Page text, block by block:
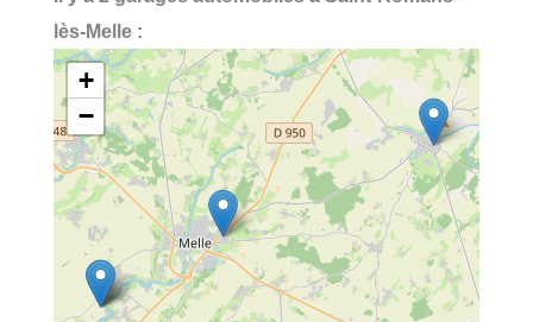
lès-Melle :
+
−